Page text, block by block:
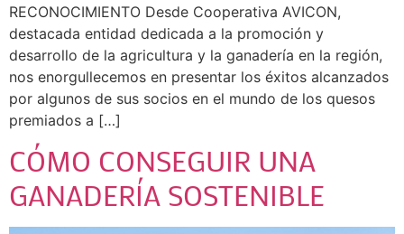
RECONOCIMIENTO Desde Cooperativa AVICON,
destacada entidad dedicada a la promoción y
desarrollo de la agricultura y la ganadería en la región,
nos enorgullecemos en presentar los éxitos alcanzados
por algunos de sus socios en el mundo de los quesos
premiados a […]
CÓMO CONSEGUIR UNA
GANADERÍA SOSTENIBLE